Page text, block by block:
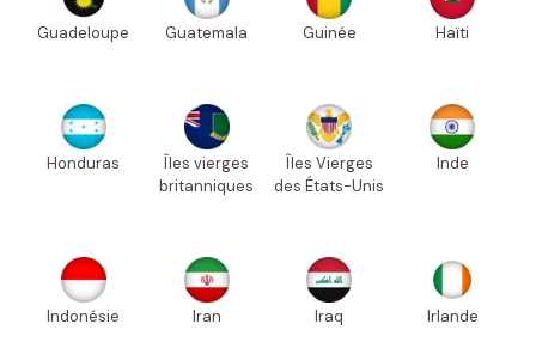
Guadeloupe Guatemala Guinée Haïti
Honduras
Îles vierges
britanniques
Îles Vierges
des États-Unis
Inde
Indonésie Iran Iraq Irlande